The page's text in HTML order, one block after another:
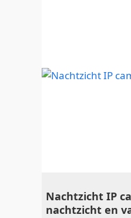
Nachtzicht IP
nachtzicht en